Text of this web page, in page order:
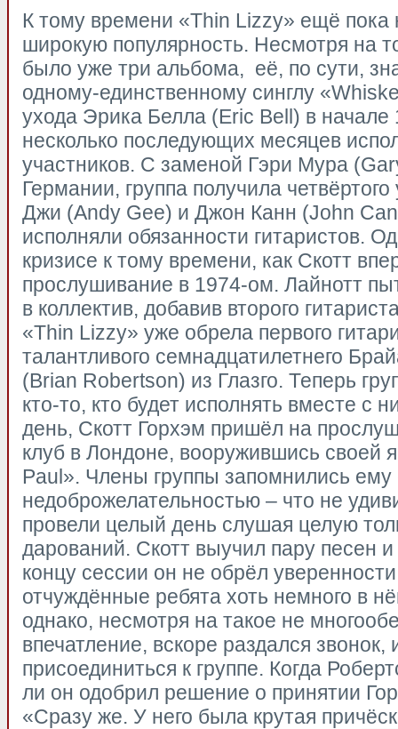
К тому времени «Thin Lizzy» ещё
широкую популярность. Несмотря на
было уже три альбома, её, по сути,
одному-единственному синглу
ухода Эрика Белла (Eric Bell) в начале
несколько последующих месяцев
участников. С заменой Гэри Мура
Германии, группа получила
Джи (Andy Gee) и Джон Канн (John
исполняли обязанности гитаристов.
кризисе к тому времени, как Скотт
прослушивание в 1974-ом. Лайнотт
в коллектив, добавив второго
«Thin Lizzy» уже обрела первого
талантливого семнадцатилетнего
(Brian Robertson) из Глазго. Теперь
кто-то, кто будет исполнять вместе с
день, Скотт Горхэм пришёл на
клуб в Лондоне, вооружившись своей
Paul». Члены группы запомнились ему
недоброжелательностью – что не
провели целый день слушая целую
дарований. Скотт выучил пару песен и
концу сессии он не обрёл
отчуждённые ребята хоть немного в
однако, несмотря на такое не
впечатление, вскоре раздался звонок,
присоединиться к группе. Когда
ли он одобрил решение о принятии
«Сразу же. У него была крутая